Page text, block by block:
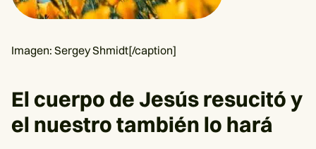
Imagen: Sergey Shmidt[/caption]
El cuerpo de Jesús resucitó y
el nuestro también lo hará